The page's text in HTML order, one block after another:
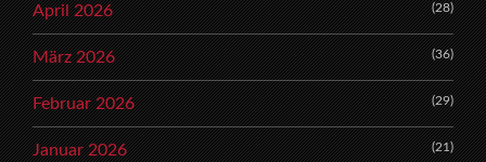
April 2026 (28)
März 2026 (36)
Februar 2026 (29)
Januar 2026 (21)